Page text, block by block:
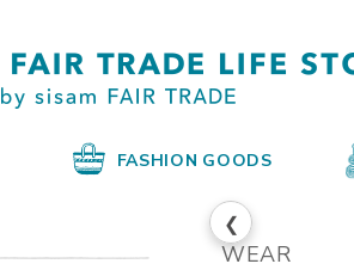
FASHION GOODS
❮
WEAR